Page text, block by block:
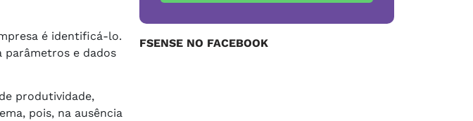
é identificá-lo.
parâmetros e dados
produtividade,
pois, na ausência
FSENSE NO FACEBOOK